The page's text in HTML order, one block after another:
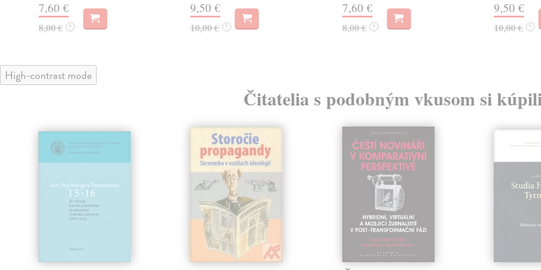
7,60 €
8,00 € ?
9,50 €
10,00 € ?
7,60 €
8,00 € ?
9,50 €
10,00 € ?
High-contrast mode
Čitatelia s podobným vkusom si